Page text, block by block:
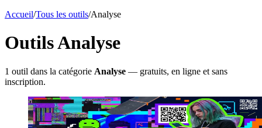
Accueil/Tous les outils/Analyse
Outils Analyse
1 outil dans la catégorie Analyse — gratuits, en ligne et sans
inscription.